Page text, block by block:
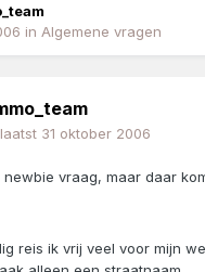
in Algemene vragen
31 oktober 2006
vraag, maar daar
reis ik vrij veel voor mijn